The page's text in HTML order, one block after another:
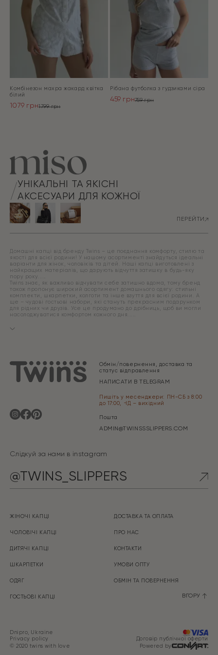
Комбінезон махра жакард квітка
білий
1799грн
1079 грн
Рібана футболка з гудзиками сіра
759грн
459 грн
УНІКАЛЬНІ ТА ЯКІСНІ
АКСЕСУАРИ ДЛЯ КОЖНОЇ
ПЕРЕЙТИ
Домашні капці від бренду Twins – це поєднання комфорту, стилю та
якості для всієї родини! У нашому асортименті знайдуться ідеальні
варіанти для жінок, чоловіків та дітей. Наші капці виготовлені з
найкращих матеріалів, що дарують відчуття затишку в будь-яку
пору року.
Twins знає, як важливо відчувати себе затишно вдома, тому бренд
також пропонує широкий асортимент домашнього одягу: стильні
комплекти, шкарпетки, колготи та інше взуття для всієї родини. А
ще – чудові гостьові набори, які стануть прекрасним подарунком
для рідних чи друзів. Усе це продумано до дрібниць, щоб ви могли
насолоджуватися комфортом кожного дня.
Обмін/повернення, доставка та
статус відправлення
НАПИСАТИ В TELEGRAM
Пишіть у месенджери: ПН-СБ з 8:00
до 17:00, НД – вихідний
Пошта
ADMIN@TWINSSSLIPPERS.COM
Слідкуй за нами в instagram
@TWINS_SLIPPERS
ЖІНОЧІ КАПЦІ
ЧОЛОВІЧІ КАПЦІ
ДИТЯЧІ КАПЦІ
ШКАРПЕТКИ
ОДЯГ
ГОСТЬОВІ КАПЦІ
ДОСТАВКА ТА ОПЛАТА
ПРО НАС
КОНТАКТИ
УМОВИ ОПТУ
ОБМІН ТА ПOBEPHEHHЯ
ВГОРУ
Dnipro, Ukraine
Powered by
Privacy policy
Договір публічної оферти
© 2020 twins with love